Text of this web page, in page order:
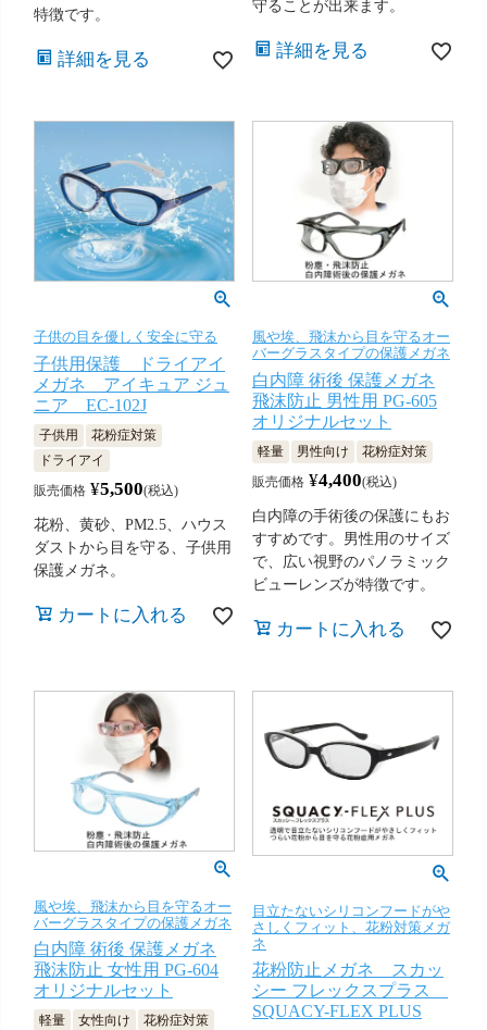
特徴です。
詳細を見る
守ることが出来ます。
詳細を見る
子供の目を優しく安全に守る
子供用保護 ドライアイ
メガネ アイキュア ジュ
ニア EC-102J
子供用
花粉症対策
ドライアイ
販売価格 ¥5,500 税込
花粉、黄砂、PM2.5、ハウス
ダストから目を守る、子供用
保護メガネ。
カートに入れる
風や埃、飛沫から目を守るオー
バーグラスタイプの保護メガネ
白内障 術後 保護メガネ
飛沫防止 男性用 PG-605
オリジナルセット
軽量 男性向け
花粉症対策
販売価格 ¥4,400 税込
白内障の手術後の保護にもお
すすめです。男性用のサイズ
で、広い視野のパノラミック
ビューレンズが特徴です。
カートに入れる
風や埃、飛沫から目を守るオー
バーグラスタイプの保護メガネ
白内障 術後 保護メガネ
飛沫防止 女性用 PG-604
オリジナルセット
軽量 女性向け
花粉症対策
目立たないシリコンフードがや
さしくフィット、花粉対策メガ
ネ
花粉防止メガネ スカッ
シー フレックスプラス
SQUACY-FLEX PLUS